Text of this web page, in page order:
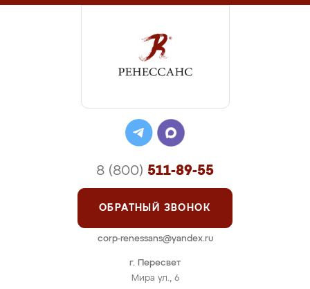
г. Пересвет
Мира ул., 6
8 (800) 511-89-55
ОБРАТНЫЙ ЗВОНОК
corp-renessans@yandex.ru